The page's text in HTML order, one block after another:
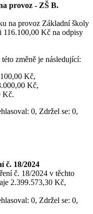
provoz - ZŠ B.
na provoz Základní školy
Kč na odpisy
změně je následující:
Kč,
Kč,
Kč.
0, Zdržel se: 0,
č. 18/2024
č. 18/2024 v těchto
2.399.573,30 Kč,
0, Zdržel se: 0,